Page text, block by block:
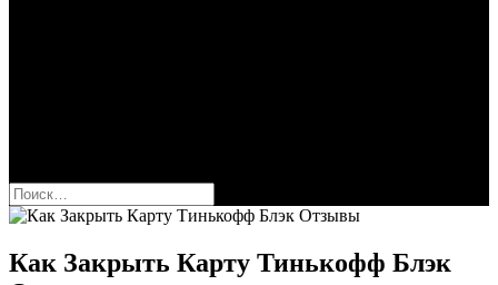
Найти:
Как Закрыть Карту Тинькофф Блэк